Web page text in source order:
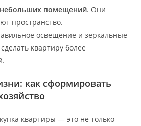
помещений. Они
пространство.
освещение и зеркальные
квартиру более
как сформировать
квартиры — это не только